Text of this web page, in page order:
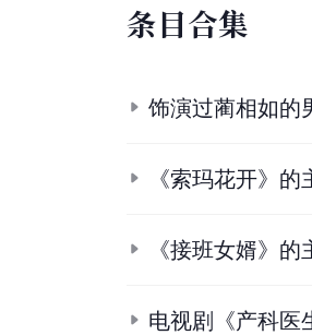
条目合集
饰演过蔺相如的
《索玛花开》的
《接班女婿》的
电视剧《产科医